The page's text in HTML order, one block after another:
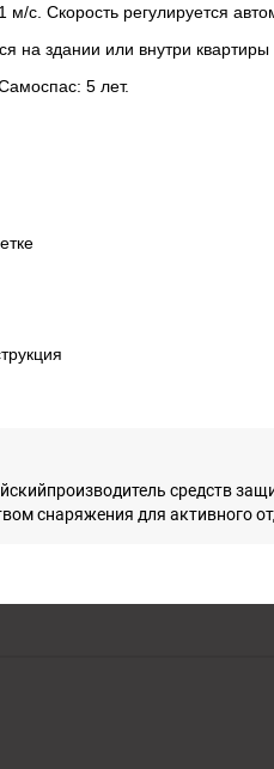
м/с. Скорость регулируется
на здании или внутри квартиры
5 лет.
средств
снаряжения для активного